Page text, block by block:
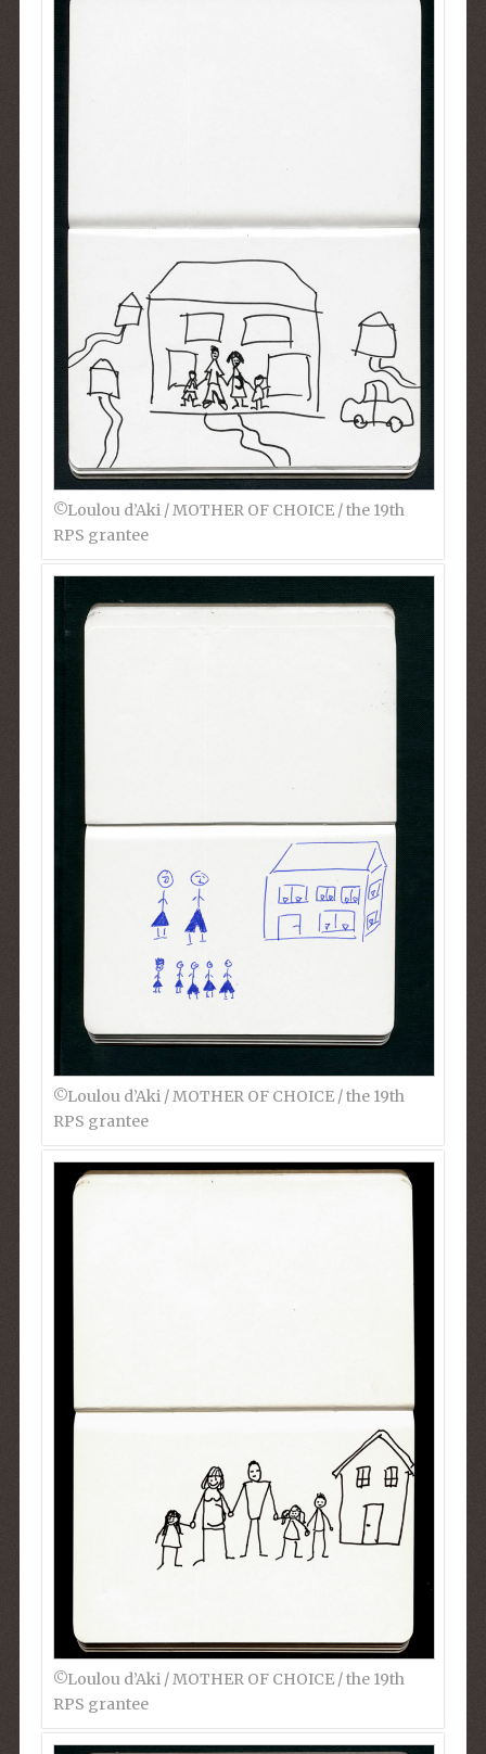
©︎Loulou d’Aki / MOTHER OF CHOICE / the 19th
RPS grantee
©︎Loulou d’Aki / MOTHER OF CHOICE / the 19th
RPS grantee
©︎Loulou d’Aki / MOTHER OF CHOICE / the 19th
RPS grantee